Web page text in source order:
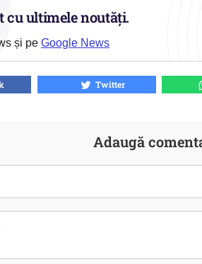
cu ultimele noutăți.
și pe Google News
Twitter
Adaugă